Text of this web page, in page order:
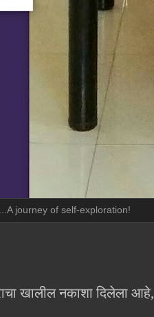
journey of self-exploration!
खालील नकाशा दिलेला आहे,